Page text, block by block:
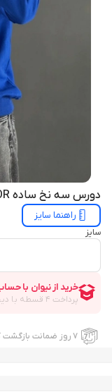
دورس سه نخ ساده PEGADOR آبی شالی
راهنما سایز
سایز
۷ روز ضمانت بازگشت کالا